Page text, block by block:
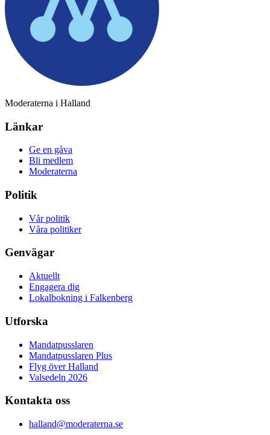
Moderaterna i Halland
Länkar
Ge en gåva
Bli medlem
Moderaterna
Politik
Vår politik
Våra politiker
Genvägar
Aktuellt
Engagera dig
Lokalbokning i Falkenberg
Utforska
Mandatpusslaren
Mandatpusslaren Plus
Flyg över Halland
Valsedeln 2026
Kontakta oss
halland@moderaterna.se